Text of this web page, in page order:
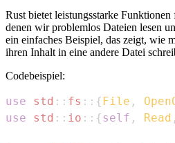
Rust bietet leistungsstarke
denen wir problemlos Dateien lesen
ein einfaches Beispiel, das zeigt, wie
ihren Inhalt in eine andere Datei
Codebeispiel:
use std :: fs :: {File ,
use
std :: io :: {self , Read ,